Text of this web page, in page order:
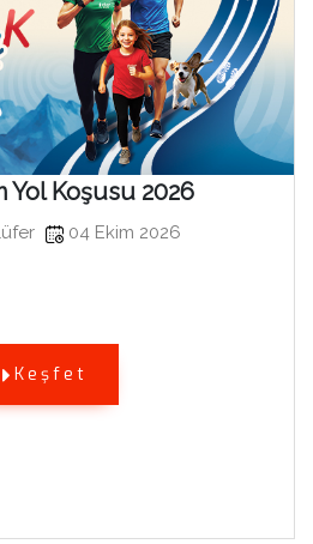
Yol Koşusu 2026
04 Ekim 2026
Keşfet